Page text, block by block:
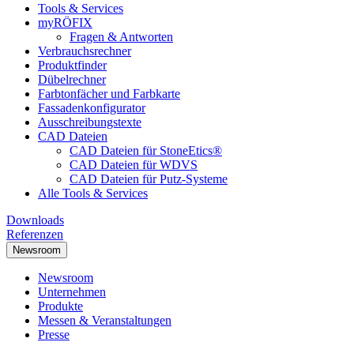
Tools & Services
myRÖFIX
Fragen & Antworten
Verbrauchsrechner
Produktfinder
Dübelrechner
Farbtonfächer und Farbkarte
Fassadenkonfigurator
Ausschreibungstexte
CAD Dateien
CAD Dateien für StoneEtics®
CAD Dateien für WDVS
CAD Dateien für Putz-Systeme
Alle Tools & Services
Downloads
Referenzen
Newsroom
Newsroom
Unternehmen
Produkte
Messen & Veranstaltungen
Presse